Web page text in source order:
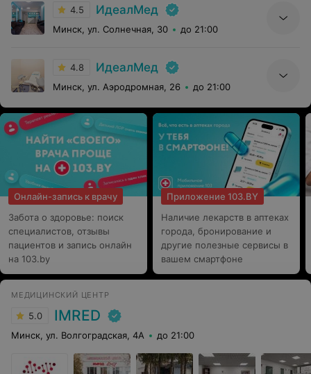
4.5 ИдеалМед
Минск, ул. Солнечная, 30 до 21:00
4.8 ИдеалМед
Минск, ул. Аэродромная, 26 до 21:00
Онлайн-запись к врачу
Забота о здоровье: поиск
специалистов, отзывы
пациентов и запись онлайн
на 103.by
Приложение 103.BY
Наличие лекарств в аптеках
города, бронирование и
другие полезные сервисы в
вашем смартфоне
МЕДИЦИНСКИЙ ЦЕНТР
5.0 IMRED
Минск, ул. Волгоградская, 4А до 21:00